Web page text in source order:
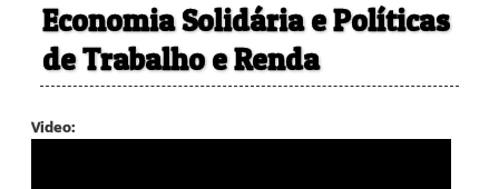
Economia Solidária e Políticas
de Trabalho e Renda
Video: